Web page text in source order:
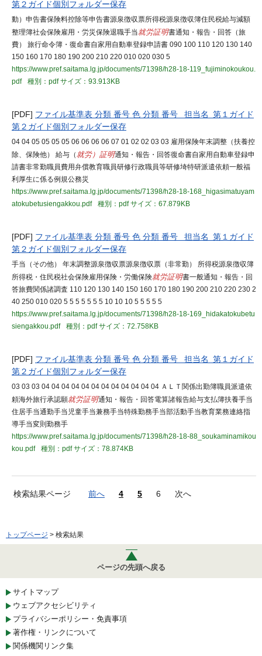
第２ガイド個別フォルダー保存
動）申告書保険料控除等申告書源泉徴収票所得税源泉徴収簿住民税給与減額
整理簿社会保険雇用・労災保険退職手当就労証明書通知・報告・回答（旅
費） 旅行命令簿・復命書自家用自動車登録申請書 090 100 110 120 130 140
150 160 170 180 190 200 210 220 010 020 030 5
https://www.pref.saitama.lg.jp/documents/71398/h28-18-119_fujiminokoukou.
pdf
種別：pdfサイズ：93.913KB
[PDF] ファイル基準表 分類 番号 色 分類 番号 担当名 第１ガイド
第２ガイド個別フォルダー保存
04 04 05 05 05 05 06 06 06 06 07 01 02 02 03 03 雇用保険年末調整（扶養控
除、保険他） 給与（就労）証明通知・報告・回答復命書自家用自動車登録申
請書非常勤職員費用弁償教育職員研修行政職員等研修埼特研派遣依頼一般福
利厚生に係る例規公務災
https://www.pref.saitama.lg.jp/documents/71398/h28-18-168_higasimatuyam
atokubetusiengakkou.pdf
種別：pdfサイズ：67.879KB
[PDF] ファイル基準表 分類 番号 色 分類 番号 担当名 第１ガイド
第２ガイド個別フォルダー保存
手当（その他） 年末調整源泉徴収票源泉徴収票（非常勤） 所得税源泉徴収簿
所得税・住民税社会保険雇用保険・労働保険就労証明書一般通知・報告・回
答旅費関係諸調査 110 120 130 140 150 160 170 180 190 200 210 220 230 2
40 250 010 020 5 5 5 5 5 5 5 10 10 10 5 5 5 5 5
https://www.pref.saitama.lg.jp/documents/71398/h28-18-169_hidakatokubetu
siengakkou.pdf
種別：pdfサイズ：72.758KB
[PDF] ファイル基準表 分類 番号 色 分類 番号 担当名 第１ガイド
第２ガイド個別フォルダー保存
03 03 03 04 04 04 04 04 04 04 04 04 04 04 04 ＡＬＴ関係出勤簿職員派遣依
頼海外旅行承認願就労証明通知・報告・回答電算諸報告給与支払簿扶養手当
住居手当通勤手当児童手当兼務手当特殊勤務手当部活動手当教育業務連絡指
導手当変則勤務手
https://www.pref.saitama.lg.jp/documents/71398/h28-18-88_soukaminamikou
kou.pdf
種別：pdfサイズ：78.874KB
検索結果ページ 前へ 4 5 6 次へ
トップページ > 検索結果
ページの先頭へ戻る
サイトマップ
ウェブアクセシビリティ
プライバシーポリシー・免責事項
著作権・リンクについて
関係機関リンク集